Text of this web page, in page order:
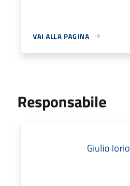
VAI ALLA PAGINA
Responsabile
Giulio Iorio